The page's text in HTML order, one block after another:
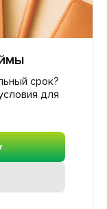
срок?
для